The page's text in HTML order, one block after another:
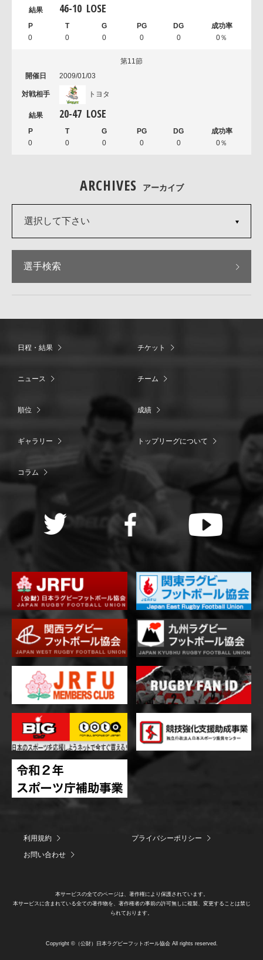
46-10 LOSE
0 0 0 0 0 0％
第11節
2009/01/03
トヨタ
20-47 LOSE
0 0 0 0 0 0％
ARCHIVES アーカイブ
選択して下さい
選手検索
日程・結果 チケット
ニュース チーム
順位 成績
ギャラリー トップリーグについて
コラム
利用規約
プライバシーポリシー
お問い合わせ
本サービスの全てのページは、著作権により保護されています。
本サービスに含まれている全ての著作物を、著作権者の事前の許可無しに複製、変更することは禁じ
られております。
Copyright ©（公財）日本ラグビーフットボール協会 All rights reserved.